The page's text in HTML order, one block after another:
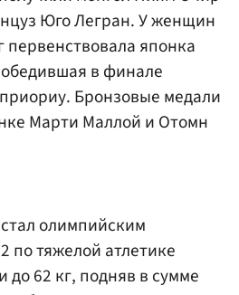
Юго Легран. У женщин
первенствовала японка
в финале
Бронзовые медали
Марти Маллой и Отомн
олимпийским
по тяжелой атлетике
до 62 кг, подняв в сумме